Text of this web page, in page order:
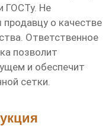
ГОСТу. Не
о качестве
Ответственное
позволит
и обеспечит
сетки.